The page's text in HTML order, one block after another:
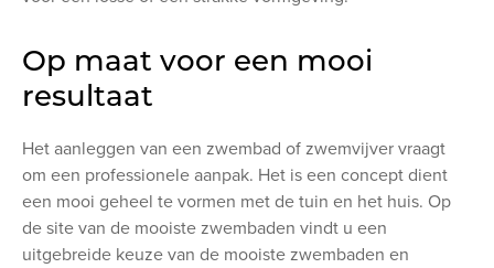
Op maat voor een mooi
resultaat
Het aanleggen van een zwembad of zwemvijver vraagt
om een professionele aanpak. Het is een concept dient
een mooi geheel te vormen met de tuin en het huis. Op
de site van de mooiste zwembaden vindt u een
uitgebreide keuze van de mooiste zwembaden en